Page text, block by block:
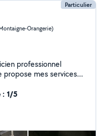
Particulier
Orangerie)
professionnel
propose mes services
, valise
vidange , embrayage ,
: 1/5